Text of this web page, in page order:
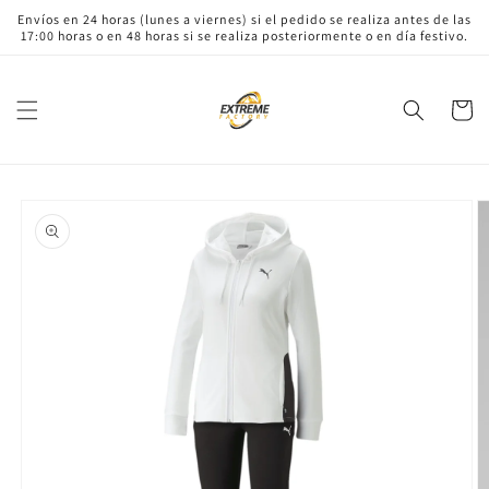
directamente
al contenido
Envíos en 24 horas (lunes a viernes) si el pedido se realiza antes de las
17:00 horas o en 48 horas si se realiza posteriormente o en día festivo.
Carrito
a la
información